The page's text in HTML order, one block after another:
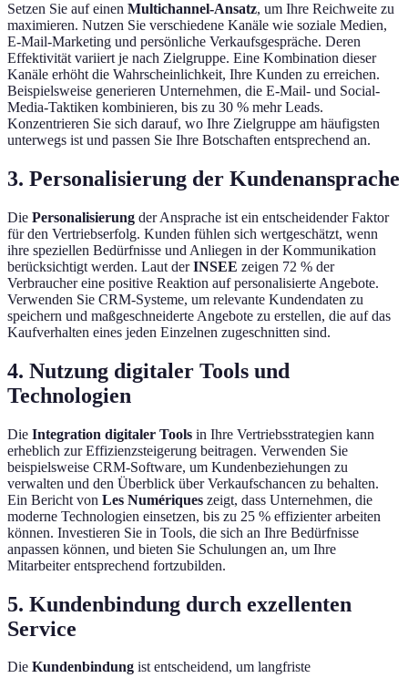
Setzen Sie auf einen Multichannel-Ansatz, um Ihre Reichweite zu
maximieren. Nutzen Sie verschiedene Kanäle wie soziale Medien,
E-Mail-Marketing und persönliche Verkaufsgespräche. Deren
Effektivität variiert je nach Zielgruppe. Eine Kombination dieser
Kanäle erhöht die Wahrscheinlichkeit, Ihre Kunden zu erreichen.
Beispielsweise generieren Unternehmen, die E-Mail- und Social-
Media-Taktiken kombinieren, bis zu 30 % mehr Leads.
Konzentrieren Sie sich darauf, wo Ihre Zielgruppe am häufigsten
unterwegs ist und passen Sie Ihre Botschaften entsprechend an.
3. Personalisierung der Kundenansprache
Die Personalisierung der Ansprache ist ein entscheidender Faktor
für den Vertriebserfolg. Kunden fühlen sich wertgeschätzt, wenn
ihre speziellen Bedürfnisse und Anliegen in der Kommunikation
berücksichtigt werden. Laut derINSEE zeigen 72 % der
Verbraucher eine positive Reaktion auf personalisierte Angebote.
Verwenden Sie CRM-Systeme, um relevante Kundendaten zu
speichern und maßgeschneiderte Angebote zu erstellen, die auf das
Kaufverhalten eines jeden Einzelnen zugeschnitten sind.
4. Nutzung digitaler Tools und
Technologien
Die Integration digitaler Tools in Ihre Vertriebsstrategien kann
erheblich zur Effizienzsteigerung beitragen. Verwenden Sie
beispielsweise CRM-Software, um Kundenbeziehungen zu
verwalten und den Überblick über Verkaufschancen zu behalten.
Ein Bericht von Les Numériques zeigt, dass Unternehmen, die
moderne Technologien einsetzen, bis zu 25 % effizienter arbeiten
können. Investieren Sie in Tools, die sich an Ihre Bedürfnisse
anpassen können, und bieten Sie Schulungen an, um Ihre
Mitarbeiter entsprechend fortzubilden.
5. Kundenbindung durch exzellenten
Service
Die Kundenbindung ist entscheidend, um langfriste